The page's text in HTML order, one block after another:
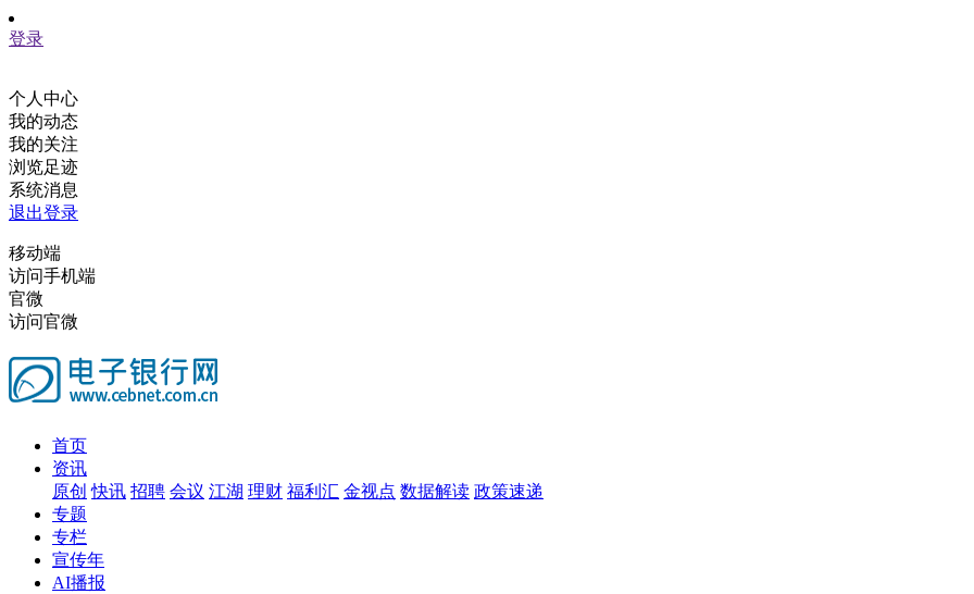
登录
个人中心
我的动态
我的关注
浏览足迹
系统消息
退出登录
移动端
访问手机端
官微
访问官微
首页
资讯
原创 快讯 招聘 会议 江湖 理财 福利汇 金视点 数据解读 政策速递
专题
专栏
宣传年
AI播报